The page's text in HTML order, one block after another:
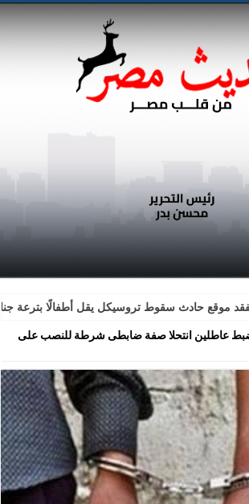
موقع حادث سقوط تروسيكل يقل أطفالًا بترعة
عاطلين انتحلا صفة ضابطى شرطة للنصب على